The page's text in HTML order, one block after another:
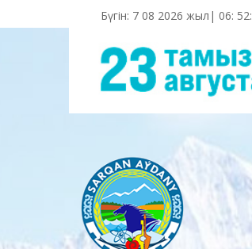
Бүгін: 7 08 2026 жыл| 06: 52: